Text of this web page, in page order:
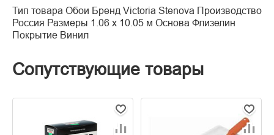
Тип товара Обои Бренд Victoria Stenova Производство
Россия Размеры 1.06 x 10.05 м Основа Флизелин
Покрытие Винил
Сопутствующие товары